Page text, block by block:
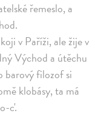
řemeslo, a
v Paříži, ale žije v
Východ a útěchu
barový filozof si
klobásy, ta má
c'.